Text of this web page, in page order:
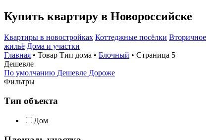
Купить квартиру в Новороссийске
Квартиры в новостройках Коттеджные посёлки Вторичное
жильё Дома и участки
Главная • Товар Тип дома • Блочный • Страница 5
Дешевле
По умолчанию Дешевле Дороже
Фильтры
Тип объекта
Дом